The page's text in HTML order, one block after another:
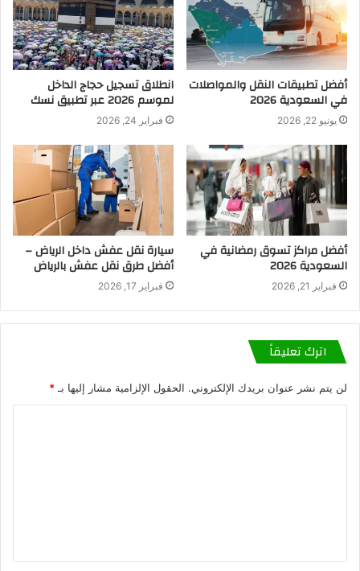
أفضل تطبيقات النقل والمواصلات
في السعودية 2026
يونيو 22, 2026
انطلاق تسجيل حجاج الداخل
لموسم 2026 عبر تطبيق نسك
فبراير 24, 2026
أفضل مراكز تسوق رمضانية في
السعودية 2026
فبراير 21, 2026
سيارة نقل عفش داخل الرياض –
أفضل طرق نقل عفش بالرياض
فبراير 17, 2026
اترك تعليقاً
لن يتم نشر عنوان بريدك الإلكتروني. الحقول الإلزامية مشار إليها بـ *